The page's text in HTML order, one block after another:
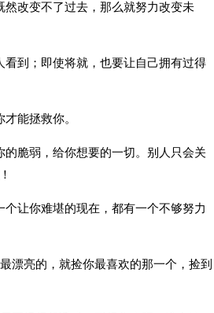
改变不了过去，那么就努力改变未
到；即使将就，也要让自己拥有过得
能拯救你。
脆弱，给你想要的一切。别人只会关
让你难堪的现在，都有一个不够努力
亮的，就捡你最喜欢的那一个，捡到